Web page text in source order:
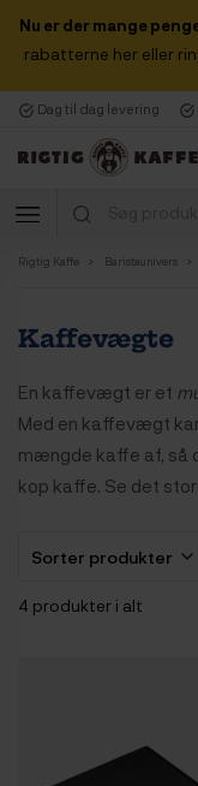
Nu er der mange
rabatterne her eller
Dag til dag levering
Rigtig Kaffe Baristaunivers
Kaffevægte
En kaffevægt er et
Med en kaffevægt
mængde kaffe af, så
kop kaffe. Se det
4 produkter i alt